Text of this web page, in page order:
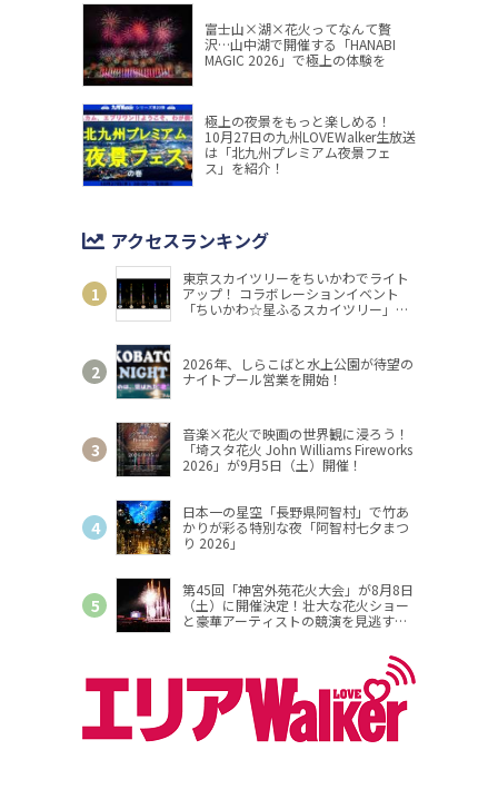
富士山×湖×花火ってなんて贅
沢…山中湖で開催する「HANABI
MAGIC 2026」で極上の体験を
極上の夜景をもっと楽しめる！
10月27日の九州LOVEWalker生放送
は「北九州プレミアム夜景フェ
ス」を紹介！
アクセスランキング
東京スカイツリーをちいかわでライト
アップ！ コラボレーションイベント
「ちいかわ☆星ふるスカイツリー」開
2026年、しらこばと水上公園が待望の
ナイトプール営業を開始！
音楽×花火で映画の世界観に浸ろう！
「埼スタ花火 John Williams Fireworks
2026」が9月5日（土）開催！
日本一の星空「長野県阿智村」で竹あ
かりが彩る特別な夜「阿智村七夕まつ
り 2026」
第45回「神宮外苑花火大会」が8月8日
（土）に開催決定！壮大な花火ショー
と豪華アーティストの競演を見逃す